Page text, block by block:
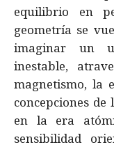
equilibrio en
geometría se
imaginar un
inestable,
magnetismo, la
concepciones
en la era
sensibilidad